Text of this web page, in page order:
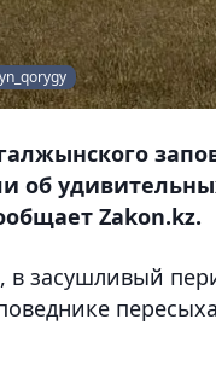
об
Zakon.kz.
в засушливый